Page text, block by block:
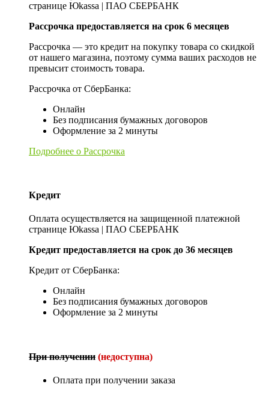
странице Юkassa | ПАО СБЕРБАНК
Рассрочка предоставляется на срок 6 месяцев
Рассрочка — это кредит на покупку товара со скидкой
от нашего магазина, поэтому сумма ваших расходов не
превысит стоимость товара.
Рассрочка от СберБанка:
Онлайн
Без подписания бумажных договоров
Оформление за 2 минуты
Подробнее о Рассрочка
Кредит
Оплата осуществляется на защищенной платежной
странице Юkassa | ПАО СБЕРБАНК
Кредит предоставляется на срок до 36 месяцев
Кредит от СберБанка:
Онлайн
Без подписания бумажных договоров
Оформление за 2 минуты
При получении (недоступна)
Оплата при получении заказа